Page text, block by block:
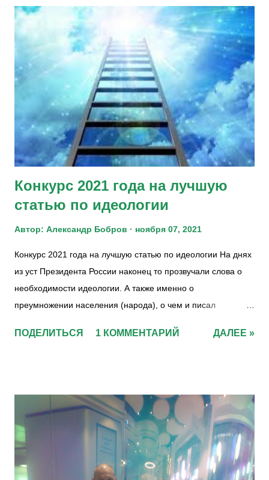
Конкурс 2021 года на лучшую
статью по идеологии
Автор: Александр Бобров ноября 07, 2021
Конкурс 2021 года на лучшую статью по идеологии На днях
из уст Президента России наконец то прозвучали слова о
необходимости идеологии. А также именно о
преумножении населения (народа), о чем и писал
размножением российского народа, в чем состоит
Воронежа" объявляет традиционный ежегодный
четвертый конкурс на лучшую статью по идеологии. На
конкурс принимаются статьи по теме "Идеология". Правила
конкурса в 2021 году следующие: Авторы своих статей
могут номинировать свои статьи путем размещения текста
ПОДЕЛИТЬСЯ 1 КОММЕНТАРИЙ ДАЛЕЕ »